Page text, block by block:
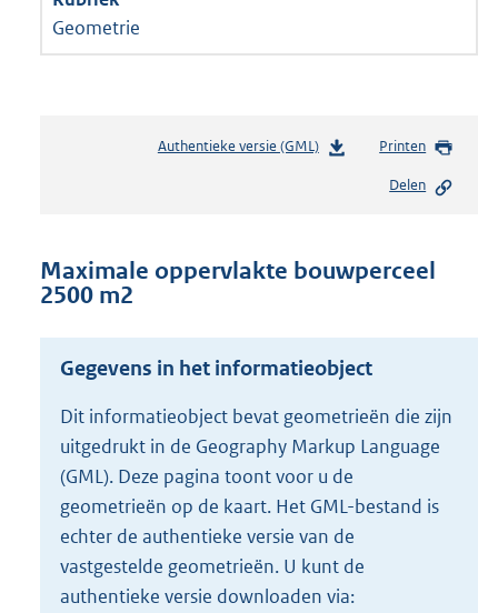
Geometrie
Authentieke versie (GML)b
n
o
t
t
e
:
2
K
b
Printen
Delen
Maximale oppervlakte bouwperceel
2500 m2
Gegevens in het informatieobject
Dit informatieobject bevat geometrieën die zijn
uitgedrukt in de Geography Markup Language
(GML). Deze pagina toont voor u de
geometrieën op de kaart. Het GML-bestand is
echter de authentieke versie van de
vastgestelde geometrieën. U kunt de
authentieke versie downloaden via: